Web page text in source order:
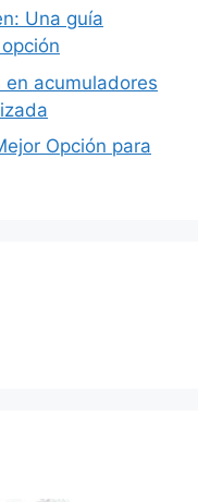
Una guía
acumuladores
Opción para